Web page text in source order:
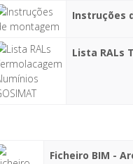
Instruções
Lista RALs
Ficheiro BIM -